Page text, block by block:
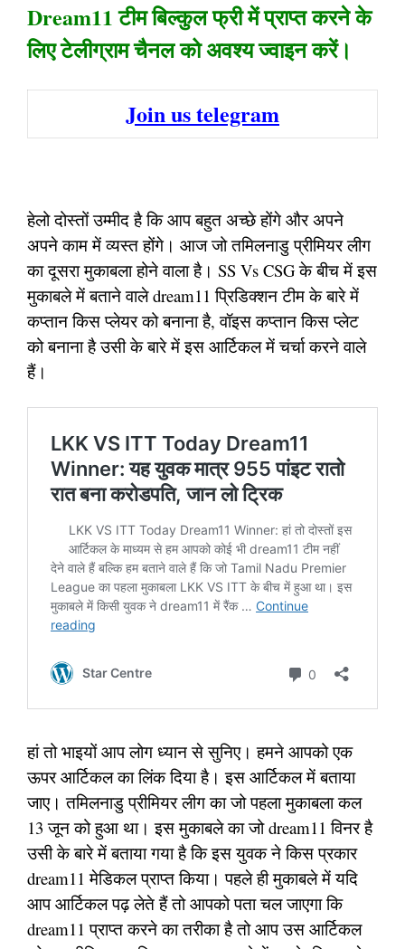
Dream11 टीम बिल्कुल फ्री में प्राप्त करने के
लिए टेलीग्राम चैनल को अवश्य ज्वाइन करें।
Join us telegram
हेलो दोस्तों उम्मीद है कि आप बहुत अच्छे होंगे और अपने
अपने काम में व्यस्त होंगे। आज जो तमिलनाडु प्रीमियर लीग
का दूसरा मुकाबला होने वाला है। SS Vs CSG के बीच में इस
मुकाबले में बताने वाले dream11 प्रिडिक्शन टीम के बारे में
कप्तान किस प्लेयर को बनाना है, वॉइस कप्तान किस प्लेट
को बनाना है उसी के बारे में इस आर्टिकल में चर्चा करने वाले
हैं।
हां तो भाइयों आप लोग ध्यान से सुनिए। हमने आपको एक
ऊपर आर्टिकल का लिंक दिया है। इस आर्टिकल में बताया
जाए। तमिलनाडु प्रीमियर लीग का जो पहला मुकाबला कल
13 जून को हुआ था। इस मुकाबले का जो dream11 विनर है
उसी के बारे में बताया गया है कि इस युवक ने किस प्रकार
dream11 मेडिकल प्राप्त किया। पहले ही मुकाबले में यदि
आप आर्टिकल पढ़ लेते हैं तो आपको पता चल जाएगा कि
dream11 प्राप्त करने का तरीका है तो आप उस आर्टिकल